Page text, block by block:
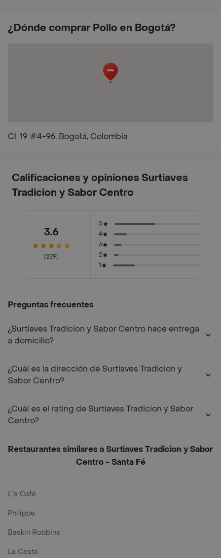
¿Dónde comprar Pollo en Bogotá?
Cl. 19 #4-96, Bogotá, Colombia
Calificaciones y opiniones Surtiaves
Tradicion y Sabor Centro
3.6
(229)
5
4
3
2
1
Preguntas frecuentes
¿Surtiaves Tradicion y Sabor Centro hace entrega
a domicilio?
¿Cuál es la dirección de Surtiaves Tradicion y
Sabor Centro?
¿Cuál es el rating de Surtiaves Tradicion y Sabor
Centro?
Restaurantes similares a Surtiaves Tradicion y Sabor
Centro - Santa Fé
L´s Café
Philippe
Baskin Robbins
La Cesta